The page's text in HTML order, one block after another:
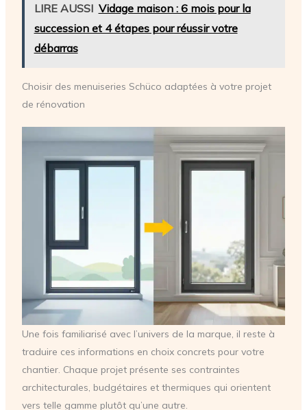
LIRE AUSSI Vidage maison : 6 mois pour la
succession et 4 étapes pour réussir votre
débarras
Choisir des menuiseries Schüco adaptées à votre projet
de rénovation
Une fois familiarisé avec l’univers de la marque, il reste à
traduire ces informations en choix concrets pour votre
chantier. Chaque projet présente ses contraintes
architecturales, budgétaires et thermiques qui orientent
vers telle gamme plutôt qu’une autre.